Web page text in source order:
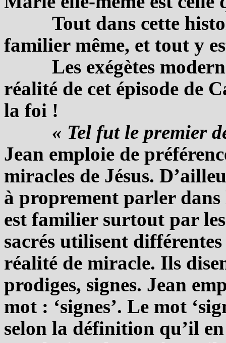
Tout dans cette
familier même, et tout y
Les exégètes
réalité de cet épisode de
la foi !
« Tel fut le premier
Jean emploie de
miracles de Jésus.
à proprement parler
est familier surtout par
sacrés utilisent
réalité de miracle. Ils
prodiges, signes. Jean
mot : ‘signes’. Le mot
selon la définition qu’il